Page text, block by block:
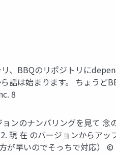
、BBQのリポジトリに
話は始まります。 ちょうど
8
ンのナンバリングを見て 念
現 在 のバージョンからアッ
が早いのでそっちで対応） ©